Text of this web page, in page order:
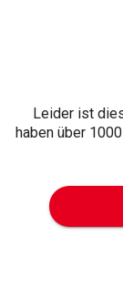
Leider ist
haben über